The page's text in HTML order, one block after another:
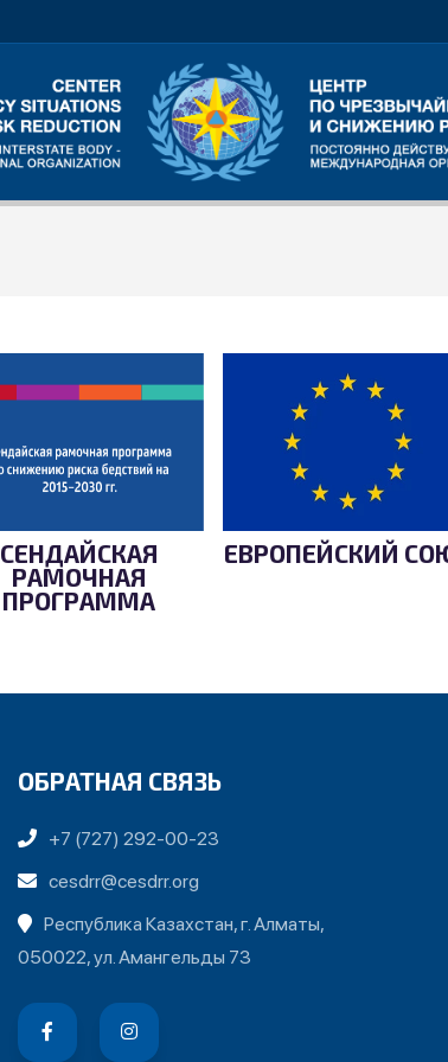
СЕНДАЙСКАЯ
РАМОЧНАЯ
ПРОГРАММА
ЕВРОПЕЙСКИЙ
ОБРАТНАЯ СВЯЗЬ
+7 (727) 292-00-23
cesdrr@cesdrr.org
Республика Казахстан, г. Алматы,
050022, ул. Амангельды 73